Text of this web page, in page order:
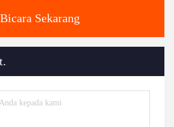
Bicara Sekarang